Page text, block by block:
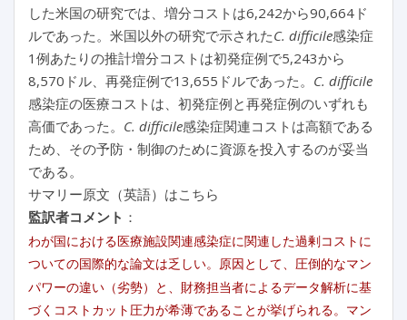
した米国の研究では、増分コストは6,242から90,664ド
ルであった。米国以外の研究で示されたC. difficile感染症
1例あたりの推計増分コストは初発症例で5,243から
8,570ドル、再発症例で13,655ドルであった。 C. difficile
感染症の医療コストは、初発症例と再発症例のいずれも
高価であった。 C. difficile感染症関連コストは高額である
ため、その予防・制御のために資源を投入するのが妥当
である。
サマリー原文（英語）はこちら
監訳者コメント ：
わが国における医療施設関連感染症に関連した過剰コストに
ついての国際的な論文は乏しい。原因として、圧倒的なマン
パワーの違い（劣勢）と、財務担当者によるデータ解析に基
づくコストカット圧力が希薄であることが挙げられる。マン